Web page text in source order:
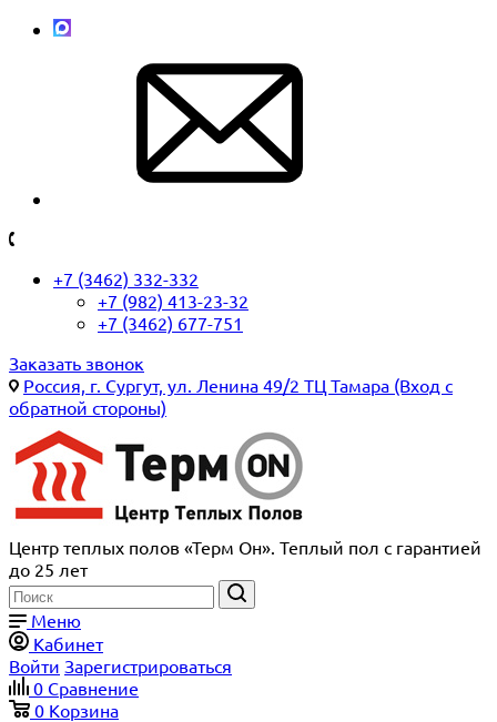
+7 (3462) 332-332
+7 (982) 413-23-32
+7 (3462) 677-751
Заказать звонок
Россия, г. Сургут, ул. Ленина 49/2 ТЦ Тамара (Вход с
обратной стороны)
Центр теплых полов «Терм Он». Теплый пол с гарантией
до 25 лет
Меню
Кабинет
Войти Зарегистрироваться
0 Сравнение
0 Корзина